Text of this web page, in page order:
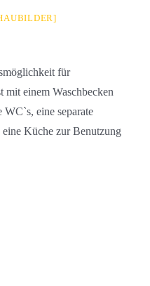
für
mit einem Waschbecken
WC`s, eine separate
Küche zur Benutzung